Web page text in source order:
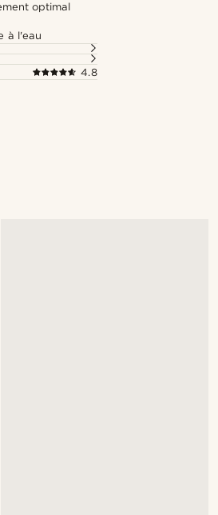
optimal
à l'eau
4.8